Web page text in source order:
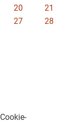
20
21
27
28
Cookie-